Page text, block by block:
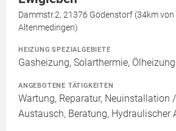
Dammstr.2, 21376 Gödenstorf (34km von
Altenmedingen)
HEIZUNG SPEZIALGEBIETE
Gasheizung, Solarthermie, Ölheizung
ANGEBOTENE TÄTIGKEITEN
Wartung, Reparatur, Neuinstallation
Austausch, Beratung, Hydraulischer